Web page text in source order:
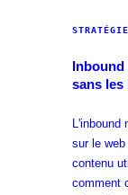
sans les
L'inbound
sur le
contenu
comment